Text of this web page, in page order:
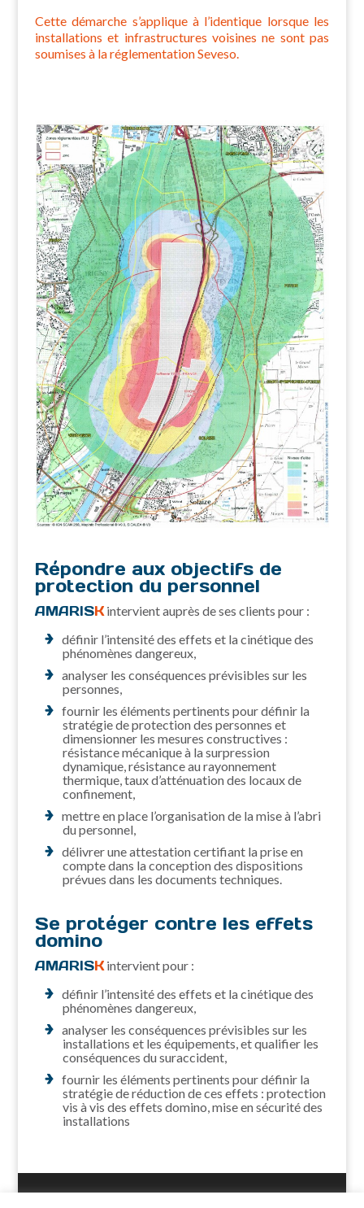
Cette démarche s’applique à l’identique lorsque les
installations et infrastructures voisines ne sont pas
soumises à la réglementation Seveso.
Répondre aux objectifs de
protection du personnel
AMARISKintervient auprès de ses clients pour :
définir l’intensité des effets et la cinétique des
phénomènes dangereux,
analyser les conséquences prévisibles sur les
personnes,
fournir les éléments pertinents pour définir la
stratégie de protection des personnes et
dimensionner les mesures constructives :
résistance mécanique à la surpression
dynamique, résistance au rayonnement
thermique, taux d’atténuation des locaux de
confinement,
mettre en place l’organisation de la mise à l’abri
du personnel,
délivrer une attestation certifiant la prise en
compte dans la conception des dispositions
prévues dans les documents techniques.
Se protéger contre les effets
domino
AMARISKintervient pour :
définir l’intensité des effets et la cinétique des
phénomènes dangereux,
analyser les conséquences prévisibles sur les
installations et les équipements, et qualifier les
conséquences du suraccident,
fournir les éléments pertinents pour définir la
stratégie de réduction de ces effets : protection
vis à vis des effets domino, mise en sécurité des
installations
Accueil Contact Plan du site